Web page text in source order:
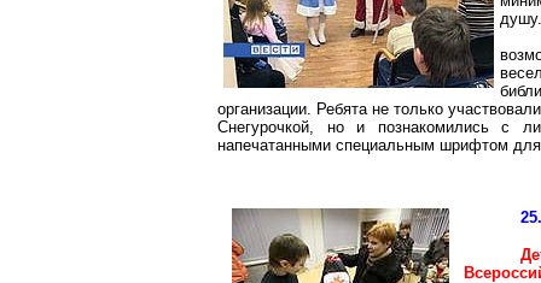
душу.
организации. Ребята не только
Снегурочкой, но и познакомились с
напечатанными специальным шрифтом